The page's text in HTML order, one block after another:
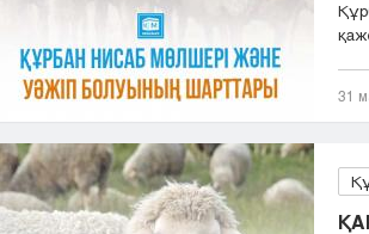
31